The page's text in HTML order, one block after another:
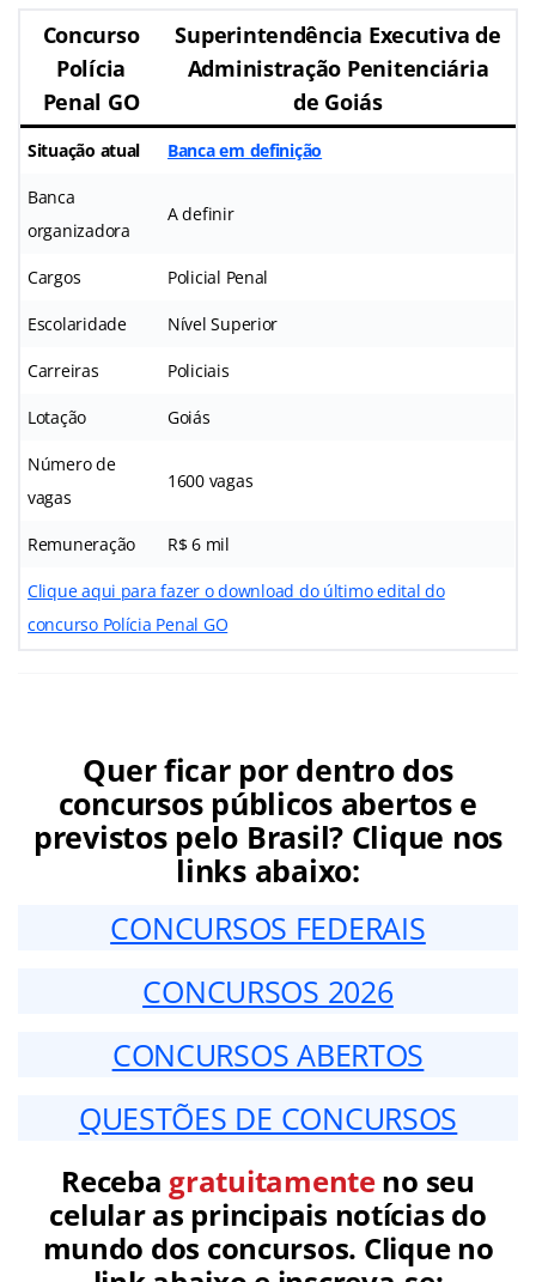
Concurso
Polícia
Penal GO
Superintendência Executiva de
Administração Penitenciária
de Goiás
Situação atual Banca em definição
Banca
organizadora
A definir
Cargos Policial Penal
Escolaridade Nível Superior
Carreiras Policiais
Lotação Goiás
Número de
vagas
1600 vagas
Remuneração R$ 6 mil
Clique aqui para fazer o download do último edital do
concurso Polícia Penal GO
Quer ficar por dentro dos
concursos públicos abertos e
previstos pelo Brasil? Clique nos
links abaixo:
CONCURSOS FEDERAIS
CONCURSOS 2026
CONCURSOS ABERTOS
QUESTÕES DE CONCURSOS
Receba gratuitamenteno seu
celular as principais notícias do
mundo dos concursos. Clique no